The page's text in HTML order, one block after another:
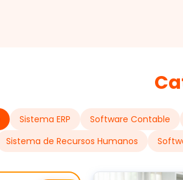
Sistema ERP Software Contable
Sistema de Recursos Humanos